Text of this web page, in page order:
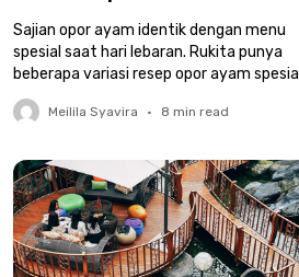
Sajian opor ayam identik dengan menu
spesial saat hari lebaran. Rukita punya
beberapa variasi resep opor ayam spesial
lebaran, nih!
Meilila Syavira • 8 min read